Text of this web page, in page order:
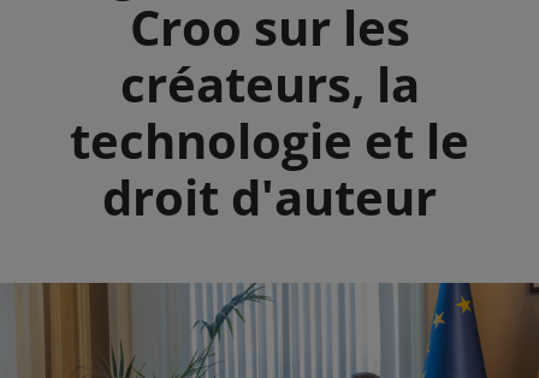
Croo sur les
créateurs, la
technologie et le
droit d'auteur